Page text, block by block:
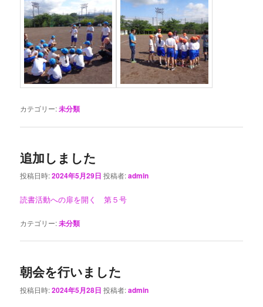
カテゴリー:未分類
追加しました
投稿日時:2024年5月29日 投稿者:admin
読書活動への扉を開く 第５号
カテゴリー:未分類
朝会を行いました
投稿日時:2024年5月28日 投稿者:admin